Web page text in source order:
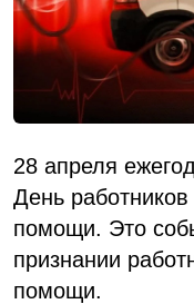
28 апреля
День
помощи. Это
признании
помощи.